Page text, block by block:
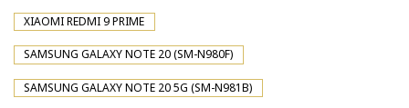
XIAOMI REDMI 9 PRIME
SAMSUNG GALAXY NOTE 20 (SM-N980F)
SAMSUNG GALAXY NOTE 20 5G (SM-N981B)